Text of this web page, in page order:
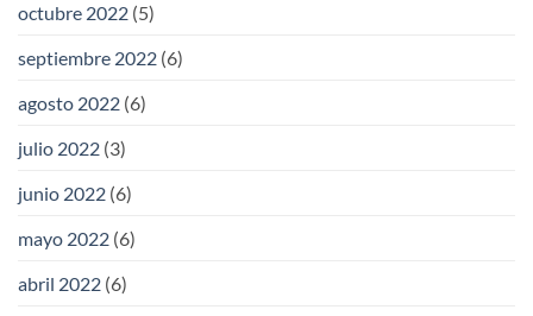
octubre 2022 (5)
septiembre 2022 (6)
agosto 2022 (6)
julio 2022 (3)
junio 2022 (6)
mayo 2022 (6)
abril 2022 (6)